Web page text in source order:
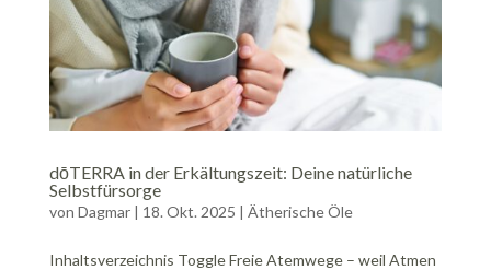
dōTERRA in der Erkältungszeit: Deine natürliche
Selbstfürsorge
von Dagmar| 18. Okt. 2025 | Ätherische Öle
Inhaltsverzeichnis Toggle Freie Atemwege – weil Atmen